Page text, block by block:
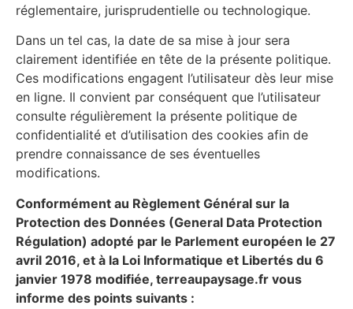
réglementaire, jurisprudentielle ou technologique.
Dans un tel cas, la date de sa mise à jour sera
clairement identifiée en tête de la présente politique.
Ces modifications engagent l’utilisateur dès leur mise
en ligne. Il convient par conséquent que l’utilisateur
consulte régulièrement la présente politique de
confidentialité et d’utilisation des cookies afin de
prendre connaissance de ses éventuelles
modifications.
Conformément au Règlement Général sur la
Protection des Données (General Data Protection
Régulation) adopté par le Parlement européen le 27
avril 2016, et à la Loi Informatique et Libertés du 6
janvier 1978 modifiée, terreaupaysage.fr vous
informe des points suivants :